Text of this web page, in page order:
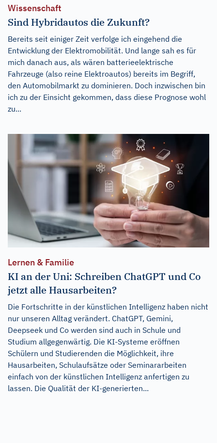
Wissenschaft
Sind Hybridautos die Zukunft?
Bereits seit einiger Zeit verfolge ich eingehend die
Entwicklung der Elektromobilität. Und lange sah es für
mich danach aus, als wären batterieelektrische
Fahrzeuge (also reine Elektroautos) bereits im Begriff,
den Automobilmarkt zu dominieren. Doch inzwischen bin
ich zu der Einsicht gekommen, dass diese Prognose wohl
zu...
Lernen & Familie
KI an der Uni: Schreiben ChatGPT und Co
jetzt alle Hausarbeiten?
Die Fortschritte in der künstlichen Intelligenz haben nicht
nur unseren Alltag verändert. ChatGPT, Gemini,
Deepseek und Co werden sind auch in Schule und
Studium allgegenwärtig. Die KI-Systeme eröffnen
Schülern und Studierenden die Möglichkeit, ihre
Hausarbeiten, Schulaufsätze oder Seminararbeiten
einfach von der künstlichen Intelligenz anfertigen zu
lassen. Die Qualität der KI-generierten...